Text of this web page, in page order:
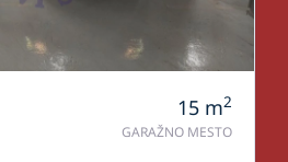
15 m2
GARAŽNO MESTO